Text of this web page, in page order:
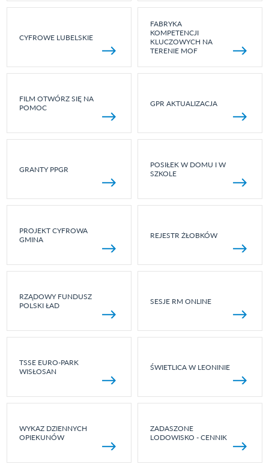
CYFROWE LUBELSKIE
FABRYKA
KOMPETENCJI
KLUCZOWYCH NA
TERENIE MOF
FILM OTWÓRZ SIĘ NA
POMOC
GPR AKTUALIZACJA
GRANTY PPGR
POSIŁEK W DOMU I W
SZKOLE
PROJEKT CYFROWA
GMINA
REJESTR ŻŁOBKÓW
RZĄDOWY FUNDUSZ
POLSKI ŁAD
SESJE RM ONLINE
TSSE EURO-PARK
WISŁOSAN
ŚWIETLICA W LEONINIE
WYKAZ DZIENNYCH
OPIEKUNÓW
ZADASZONE
LODOWISKO - CENNIK